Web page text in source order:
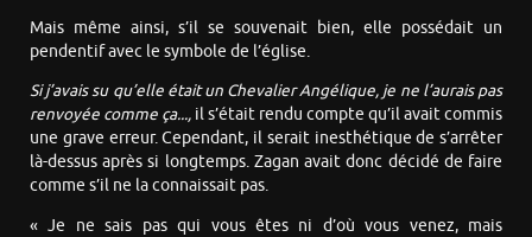
Mais même ainsi, s’il se souvenait bien, elle possédait un
pendentif avec le symbole de l’église.
Si j’avais su qu’elle était un Chevalier Angélique, je ne l’aurais pas
renvoyée comme ça..., il s’était rendu compte qu’il avait commis
une grave erreur. Cependant, il serait inesthétique de s’arrêter
là-dessus après si longtemps. Zagan avait donc décidé de faire
comme s’il ne la connaissait pas.
« Je ne sais pas qui vous êtes ni d’où vous venez, mais